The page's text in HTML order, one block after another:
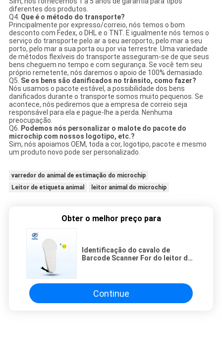
diferentes dos produtos.
Q4. Que é o método do transporte?
Principalmente por expresso/correio, nós temos o bom
desconto com Fedex, o DHL e o TNT. E igualmente nós temos o
serviço do transporte pelo ar a seu aeroporto, pelo mar a seu
porto, pelo mar a sua porta ou por via terrestre. Uma variedade
de métodos flexíveis do transporte asseguram-se de que seus
bens cheguem no tempo e com segurança. Se você tem seu
próprio remetente, nós daremos o apoio de 100% demasiado.
Q5. Se os bens são danificados no trânsito, como fazer?
Nós usamos o pacote estável, a possibilidade dos bens
danificados durante o transporte somos muito pequenos. Se
acontece, nós pediremos que a empresa de correio seja
responsável para ela e pague-lhe a perda. Nenhuma
preocupação.
Q6. Podemos nós personalizar o malote do pacote do
microchip com nossos logotipo, etc.?
Sim, nós apoiamos OEM, toda a cor, logotipo, pacote e mesmo
um produto novo pode ser personalizado.
varredor do animal de estimação do microchip
Leitor de etiqueta animal
leitor animal do microchip
Obter o melhor preço para
Identificação do cavalo de
Barcode Scanner For do leitor de
Continue